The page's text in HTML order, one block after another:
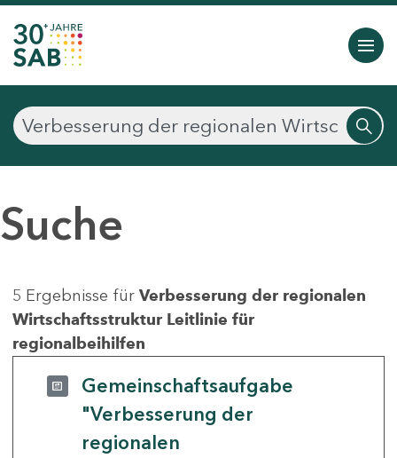
Suche
5 Ergebnisse für Verbesserung der regionalen
Wirtschaftsstruktur Leitlinie für
regionalbeihilfen
Gemeinschaftsaufgabe
"Verbesserung der
regionalen